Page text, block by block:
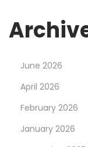
June 2026
April 2026
February 2026
January 2026